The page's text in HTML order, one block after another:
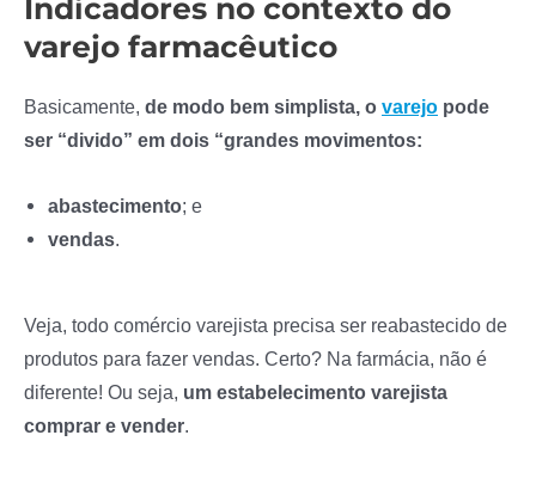
Indicadores no contexto do
varejo farmacêutico
Basicamente, de modo bem simplista, o varejo pode
ser “divido” em dois “grandes movimentos:
abastecimento; e
vendas.
Veja, todo comércio varejista precisa ser reabastecido de
produtos para fazer vendas. Certo? Na farmácia, não é
diferente! Ou seja, um estabelecimento varejista
comprar e vender.